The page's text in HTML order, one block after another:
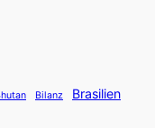
Bilanz Brasilien